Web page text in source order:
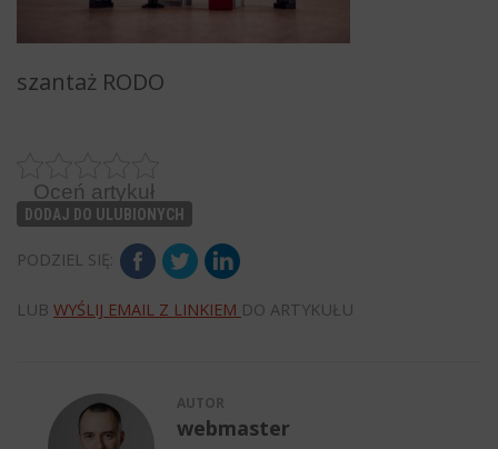
szantaż RODO
Oceń artykuł
DODAJ DO ULUBIONYCH
PODZIEL SIĘ:
LUB WYŚLIJ EMAIL Z LINKIEM DO ARTYKUŁU
AUTOR
webmaster